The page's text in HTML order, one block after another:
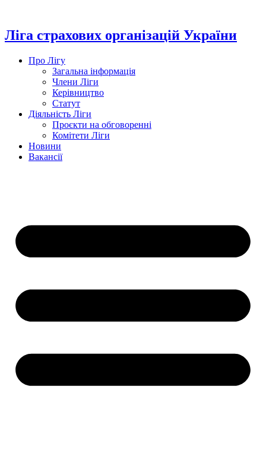
вмісту
Ліга страхових організацій України
Про Лігу
Загальна інформація
Члени Ліги
Керівництво
Статут
Діяльність Ліги
Проєкти на обговоренні
Комітети Ліги
Новини
Вакансії